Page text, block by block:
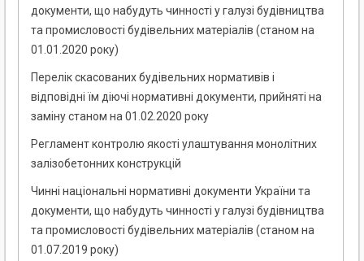
документи, що набудуть чинності у галузі будівництва
та промисловості будівельних матеріалів (станом на
01.01.2020 року)
Перелік скасованих будівельних нормативів і
відповідні їм діючі нормативні документи, прийняті на
заміну станом на 01.02.2020 року
Регламент контролю якості улаштування монолітних
залізобетонних конструкцій
Чинні національні нормативні документи України та
документи, що набудуть чинності у галузі будівництва
та промисловості будівельних матеріалів (станом на
01.07.2019 року)